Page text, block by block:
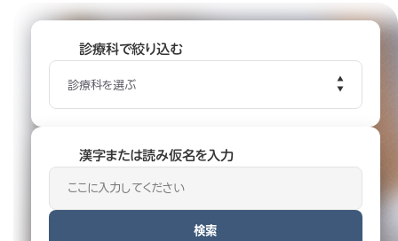
診療科で絞り込む
診療科を選ぶ
漢字または読み仮名を入力
検索